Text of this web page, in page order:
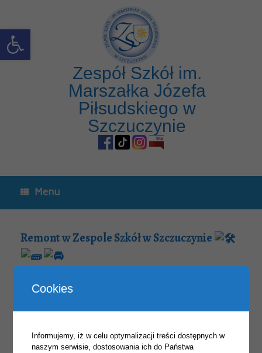
Open toolbar
Zespół Szkół im.
Marszałka Józefa
Piłsudskiego w
Szczuczynie
Menu
Remont w Zespole Szkół w Szczuczynie
kluczem do sukcesu na rynku pracy” nasza pracownia
Nie tylko przejdzie metamorfozę wizualną, ale także zostanie
doposażona w sprzęt do nauki w zawodzie technik
Cookies
Informujemy, iż w celu optymalizacji treści dostępnych w
naszym serwisie, dostosowania ich do Państwa